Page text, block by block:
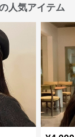
人気アイテム